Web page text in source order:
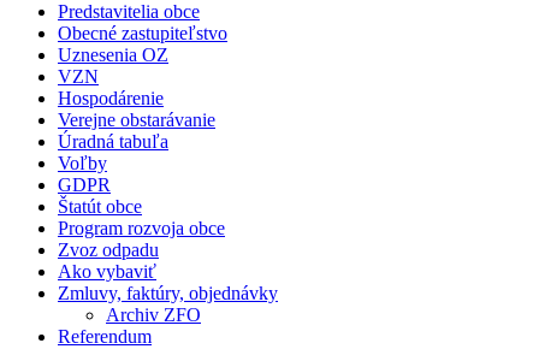
Predstavitelia obce
Obecné zastupiteľstvo
Uznesenia OZ
VZN
Hospodárenie
Verejne obstarávanie
Úradná tabuľa
Voľby
GDPR
Štatút obce
Program rozvoja obce
Zvoz odpadu
Ako vybaviť
Zmluvy, faktúry, objednávky
Archiv ZFO
Referendum